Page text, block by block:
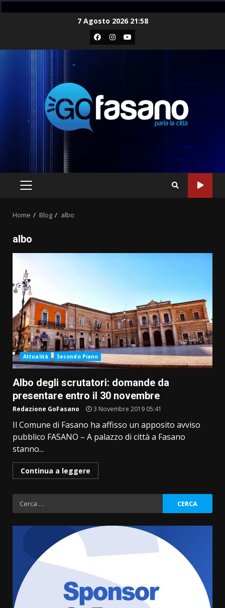
7 Agosto 2026 21:58
Facebook
Instagram
Youtube
PRIMARY
Home Blog albo
albo
Attualità Secondo Piano
Albo degli scrutatori: domande da
presentare entro il 30 novembre
Redazione GoFasano 3 Novembre 2019 05:41
Il Comune di Fasano ha affisso un apposito avviso
pubblico FASANO – A palazzo di città a Fasano
stanno...
Continua a leggere
Ricerca
per: